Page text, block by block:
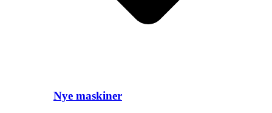
Nye maskiner